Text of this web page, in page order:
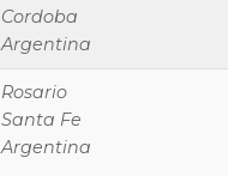
Cordoba
Argentina
Rosario
Santa Fe
Argentina